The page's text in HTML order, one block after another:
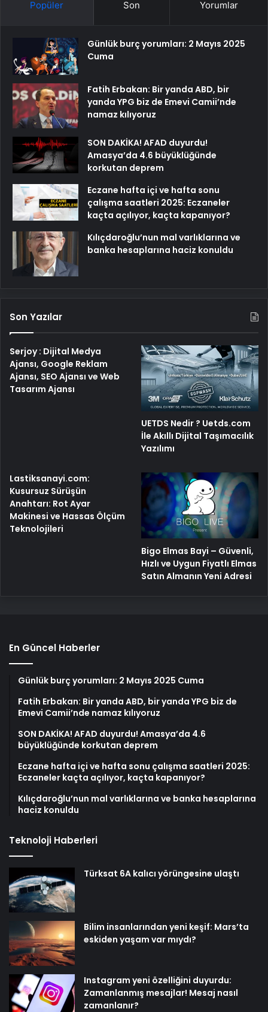
Popüler Son Yorumlar
Günlük burç yorumları: 2 Mayıs 2025
Cuma
Fatih Erbakan: Bir yanda ABD, bir
yanda YPG biz de Emevi Camii’nde
namaz kılıyoruz
SON DAKİKA! AFAD duyurdu!
Amasya’da 4.6 büyüklüğünde
korkutan deprem
Eczane hafta içi ve hafta sonu
çalışma saatleri 2025: Eczaneler
kaçta açılıyor, kaçta kapanıyor?
Kılıçdaroğlu’nun mal varlıklarına ve
banka hesaplarına haciz konuldu
Son Yazılar
Serjoy : Dijital Medya
Ajansı, Google Reklam
Ajansı, SEO Ajansı ve Web
Tasarım Ajansı
UETDS Nedir ? Uetds.com
İle Akıllı Dijital Taşımacılık
Yazılımı
Lastiksanayi.com:
Kusursuz Sürüşün
Anahtarı: Rot Ayar
Makinesi ve Hassas Ölçüm
Teknolojileri
Bigo Elmas Bayi – Güvenli,
Hızlı ve Uygun Fiyatlı Elmas
Satın Almanın Yeni Adresi
En Güncel Haberler
Günlük burç yorumları: 2 Mayıs 2025 Cuma
Fatih Erbakan: Bir yanda ABD, bir yanda YPG biz de
Emevi Camii’nde namaz kılıyoruz
SON DAKİKA! AFAD duyurdu! Amasya’da 4.6
büyüklüğünde korkutan deprem
Eczane hafta içi ve hafta sonu çalışma saatleri 2025:
Eczaneler kaçta açılıyor, kaçta kapanıyor?
Kılıçdaroğlu’nun mal varlıklarına ve banka hesaplarına
haciz konuldu
Teknoloji Haberleri
Türksat 6A kalıcı yörüngesine ulaştı
Bilim insanlarından yeni keşif: Mars’ta
eskiden yaşam var mıydı?
Instagram yeni özelliğini duyurdu:
Zamanlanmış mesajlar! Mesaj nasıl
zamanlanır?